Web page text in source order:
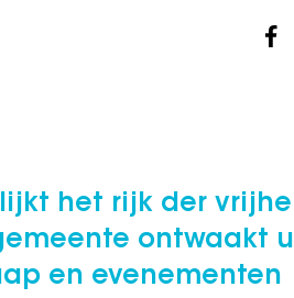
het rijk der
ontwaakt
en evenementen